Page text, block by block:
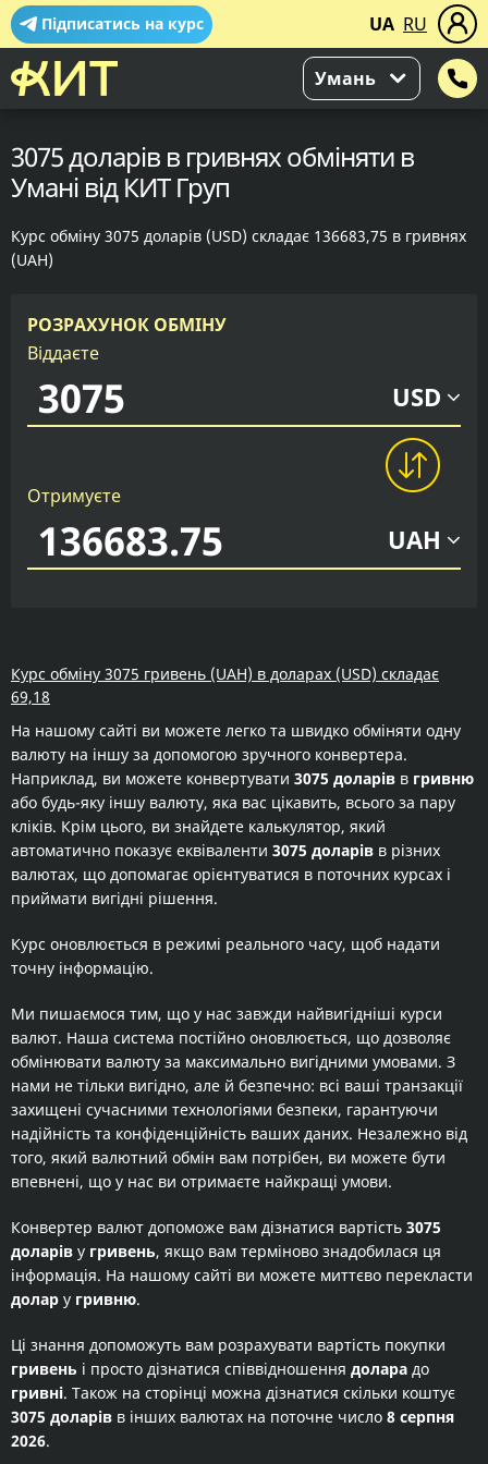
Підписатись на курс UA RU
Умань
3075 доларів в гривнях обміняти в
Умані від КИТ Груп
Курс обміну 3075 доларів (USD) складає 136683,75 в гривнях
(UAH)
РОЗРАХУНОК ОБМІНУ
Віддаєте
USD
Отримуєте
UAH
Курс обміну 3075 гривень (UAH) в доларах (USD) складає
69,18
На нашому сайті ви можете легко та швидко обміняти одну
валюту на іншу за допомогою зручного конвертера.
Наприклад, ви можете конвертувати 3075 доларів в гривню
або будь-яку іншу валюту, яка вас цікавить, всього за пару
кліків. Крім цього, ви знайдете калькулятор, який
автоматично показує еквіваленти 3075 доларів в різних
валютах, що допомагає орієнтуватися в поточних курсах і
приймати вигідні рішення.
Курс оновлюється в режимі реального часу, щоб надати
точну інформацію.
Ми пишаємося тим, що у нас завжди найвигідніші курси
валют. Наша система постійно оновлюється, що дозволяє
обмінювати валюту за максимально вигідними умовами. З
нами не тільки вигідно, але й безпечно: всі ваші транзакції
захищені сучасними технологіями безпеки, гарантуючи
надійність та конфіденційність ваших даних. Незалежно від
того, який валютний обмін вам потрібен, ви можете бути
впевнені, що у нас ви отримаєте найкращі умови.
Конвертер валют допоможе вам дізнатися вартість 3075
доларів у гривень, якщо вам терміново знадобилася ця
інформація. На нашому сайті ви можете миттєво перекласти
долар у гривню.
Ці знання допоможуть вам розрахувати вартість покупки
гривень і просто дізнатися співвідношення долара до
гривні. Також на сторінці можна дізнатися скільки коштує
3075 доларів в інших валютах на поточне число 8 серпня
2026.